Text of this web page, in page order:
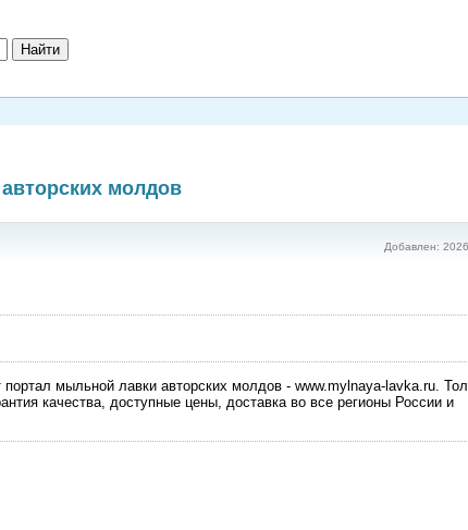
молдов
Добавлен:
мыльной лавки авторских молдов - www.mylnaya-lavka.ru.
качества, доступные цены, доставка во все регионы России и